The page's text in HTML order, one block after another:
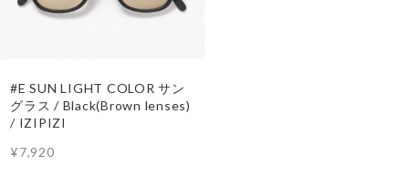
#E SUN LIGHT COLOR サン
グラス / Black(Brown lenses)
/ IZIPIZI
¥7,920